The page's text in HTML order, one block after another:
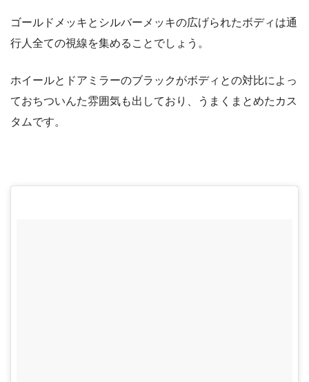
ゴールドメッキとシルバーメッキの広げられたボディは通
行人全ての視線を集めることでしょう。
ホイールとドアミラーのブラックがボディとの対比によっ
ておちついんた雰囲気も出しており、うまくまとめたカス
タムです。